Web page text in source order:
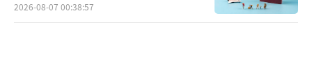
2026-08-07 00:38:57